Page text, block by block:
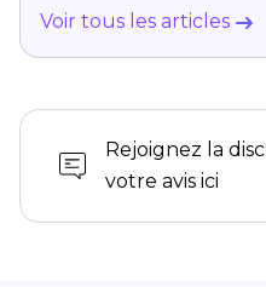
Voir tous les articles
Rejoignez la
votre avis ici